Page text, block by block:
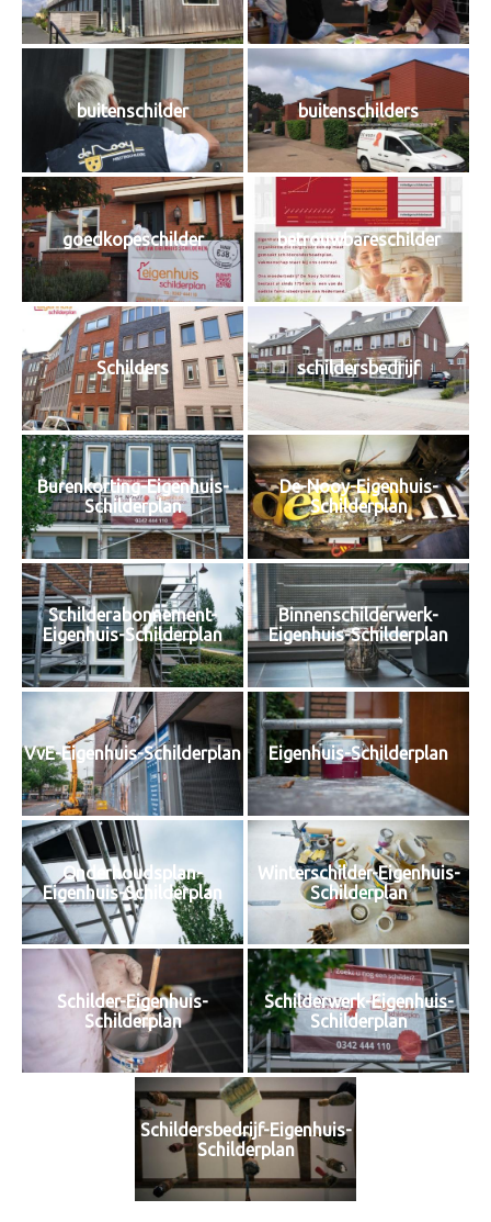
buitenschilder buitenschilders
goedkopeschilder betrouwbareschilder
Schilders schildersbedrijf
Burenkorting-Eigenhuis-
Schilderplan
De-Nooy-Eigenhuis-
Schilderplan
Schilderabonnement-
Eigenhuis-Schilderplan
Binnenschilderwerk-
Eigenhuis-Schilderplan
VvE-Eigenhuis-Schilderplan Eigenhuis-Schilderplan
Onderhoudsplan-
Eigenhuis-Schilderplan
Winterschilder-Eigenhuis-
Schilderplan
Schilder-Eigenhuis-
Schilderplan
Schilderwerk-Eigenhuis-
Schilderplan
Schildersbedrijf-Eigenhuis-
Schilderplan